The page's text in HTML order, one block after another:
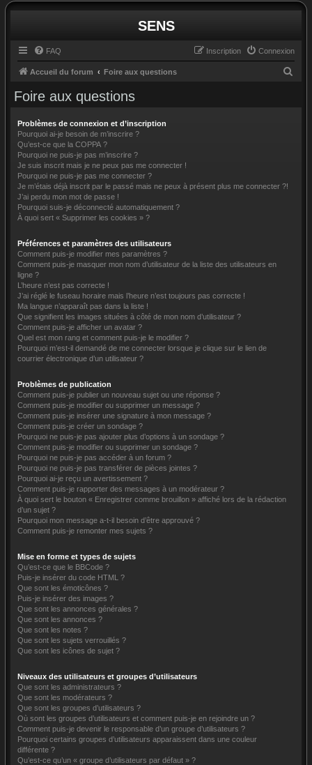
SENS
FAQ Connexion
Inscription
Accueil du forum Foire aux questions
Foire aux questions
Problèmes de connexion et d’inscription
Pourquoi ai-je besoin de m’inscrire ?
Qu’est-ce que la COPPA ?
Pourquoi ne puis-je pas m’inscrire ?
Je suis inscrit mais je ne peux pas me connecter !
Pourquoi ne puis-je pas me connecter ?
Je m’étais déjà inscrit par le passé mais ne peux à présent plus me connecter ?!
J’ai perdu mon mot de passe !
Pourquoi suis-je déconnecté automatiquement ?
À quoi sert « Supprimer les cookies » ?
Préférences et paramètres des utilisateurs
Comment puis-je modifier mes paramètres ?
Comment puis-je masquer mon nom d’utilisateur de la liste des utilisateurs en
ligne ?
L’heure n’est pas correcte !
J’ai réglé le fuseau horaire mais l’heure n’est toujours pas correcte !
Ma langue n’apparaît pas dans la liste !
Que signifient les images situées à côté de mon nom d’utilisateur ?
Comment puis-je afficher un avatar ?
Quel est mon rang et comment puis-je le modifier ?
Pourquoi m’est-il demandé de me connecter lorsque je clique sur le lien de
courrier électronique d’un utilisateur ?
Problèmes de publication
Comment puis-je publier un nouveau sujet ou une réponse ?
Comment puis-je modifier ou supprimer un message ?
Comment puis-je insérer une signature à mon message ?
Comment puis-je créer un sondage ?
Pourquoi ne puis-je pas ajouter plus d’options à un sondage ?
Comment puis-je modifier ou supprimer un sondage ?
Pourquoi ne puis-je pas accéder à un forum ?
Pourquoi ne puis-je pas transférer de pièces jointes ?
Pourquoi ai-je reçu un avertissement ?
Comment puis-je rapporter des messages à un modérateur ?
À quoi sert le bouton « Enregistrer comme brouillon » affiché lors de la rédaction
d’un sujet ?
Pourquoi mon message a-t-il besoin d’être approuvé ?
Comment puis-je remonter mes sujets ?
Mise en forme et types de sujets
Qu’est-ce que le BBCode ?
Puis-je insérer du code HTML ?
Que sont les émoticônes ?
Puis-je insérer des images ?
Que sont les annonces générales ?
Que sont les annonces ?
Que sont les notes ?
Que sont les sujets verrouillés ?
Que sont les icônes de sujet ?
Niveaux des utilisateurs et groupes d’utilisateurs
Que sont les administrateurs ?
Que sont les modérateurs ?
Que sont les groupes d’utilisateurs ?
Où sont les groupes d’utilisateurs et comment puis-je en rejoindre un ?
Comment puis-je devenir le responsable d’un groupe d’utilisateurs ?
Pourquoi certains groupes d’utilisateurs apparaissent dans une couleur
différente ?
Qu’est-ce qu’un « groupe d’utilisateurs par défaut » ?